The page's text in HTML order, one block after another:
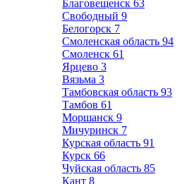
Благовещенск 63
Свободный 9
Белогорск 7
Смоленская область 94
Смоленск 61
Ярцево 3
Вязьма 3
Тамбовская область 93
Тамбов 61
Моршанск 9
Мичуринск 7
Курская область 91
Курск 66
Чуйская область 85
Кант 8